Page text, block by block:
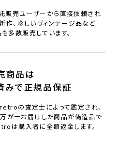
販売ユーザーから直接依頼され
作、珍しいヴィンテージ品など
数販売しています。
商品は
みで正規品保証
の査定士によって鑑定され、
が一お届けした商品が偽造品で
は購入者に全額返金します。